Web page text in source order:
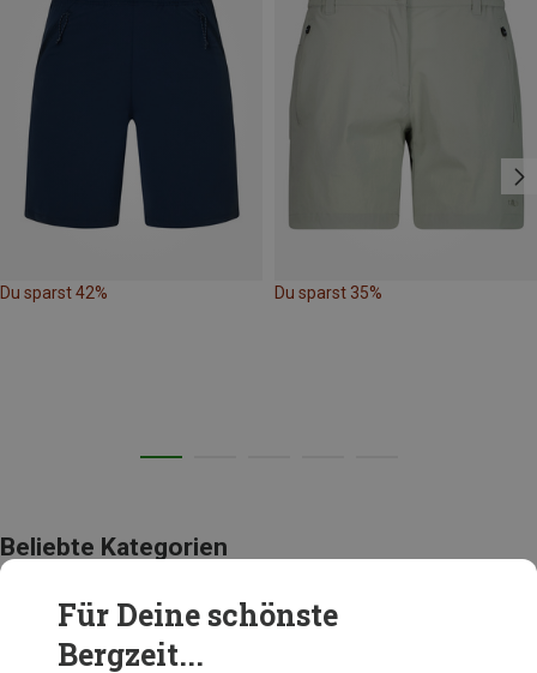
Du sparst 42% Du sparst 35%
Beliebte Kategorien
BEKLEIDUNG
Für Deine schönste
Bergzeit...